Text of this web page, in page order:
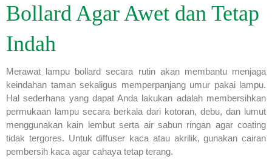
Bollard Agar Awet dan Tetap
Indah
Merawat lampu bollard secara rutin akan membantu menjaga
keindahan taman sekaligus memperpanjang umur pakai lampu.
Hal sederhana yang dapat Anda lakukan adalah membersihkan
permukaan lampu secara berkala dari kotoran, debu, dan lumut
menggunakan kain lembut serta air sabun ringan agar coating
tidak tergores. Untuk diffuser kaca atau akrilik, gunakan cairan
pembersih kaca agar cahaya tetap terang.